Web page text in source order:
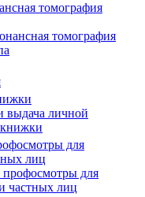
томография
томография
выдача личной
для
лиц
для
частных лиц